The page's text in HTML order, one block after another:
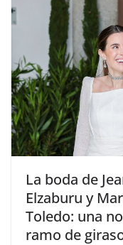
​La boda de
Elzaburu y
Toledo: una
ramo de